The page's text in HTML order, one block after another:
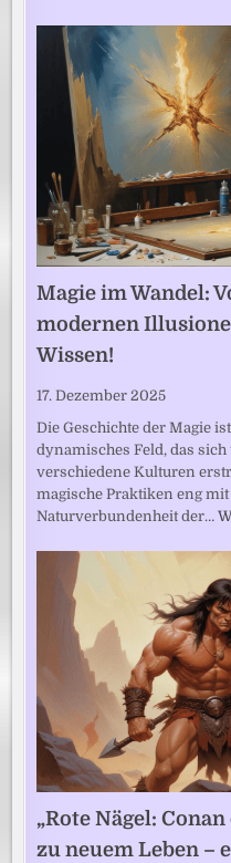
Magie im Wandel:
modernen
Wissen!
17. Dezember 2025
Die Geschichte der Magie
dynamisches Feld, das
verschiedene Kulturen
magische Praktiken eng
Naturverbundenheit der…
„Rote Nägel:
zu neuem Leben –